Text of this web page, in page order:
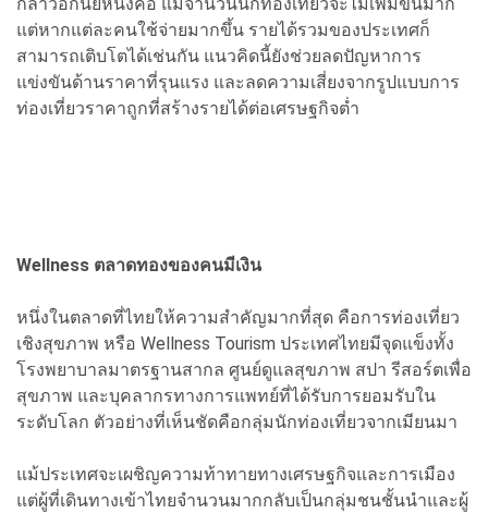
แต่หากแต่ละคนใช้จ่ายมากขึ้น รายได้รวมของประเทศก็
สามารถเติบโตได้เช่นกัน แนวคิดนี้ยังช่วยลดปัญหาการ
แข่งขันด้านราคาที่รุนแรง และลดความเสี่ยงจากรูปแบบการ
ท่องเที่ยวราคาถูกที่สร้างรายได้ต่อเศรษฐกิจต่ำ
Wellness ตลาดทองของคนมีเงิน
หนึ่งในตลาดที่ไทยให้ความสำคัญมากที่สุด คือการท่องเที่ยว
เชิงสุขภาพ หรือ Wellness Tourism ประเทศไทยมีจุดแข็งทั้ง
โรงพยาบาลมาตรฐานสากล ศูนย์ดูแลสุขภาพ สปา รีสอร์ตเพื่อ
สุขภาพ และบุคลากรทางการแพทย์ที่ได้รับการยอมรับใน
ระดับโลก ตัวอย่างที่เห็นชัดคือกลุ่มนักท่องเที่ยวจากเมียนมา
แม้ประเทศจะเผชิญความท้าทายทางเศรษฐกิจและการเมือง
แต่ผู้ที่เดินทางเข้าไทยจำนวนมากกลับเป็นกลุ่มชนชั้นนำและผู้